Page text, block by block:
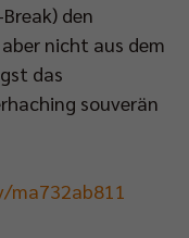
den
nicht aus dem
das
souverän